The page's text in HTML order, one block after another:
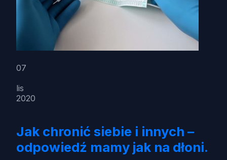
07
lis
2020
Jak chronić siebie i innych –
odpowiedź mamy jak na dłoni.